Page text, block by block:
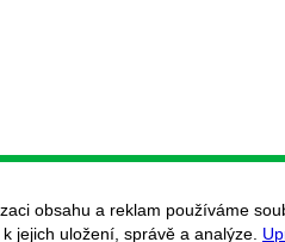
obsahu a reklam používáme
jejich uložení, správě a analýze.